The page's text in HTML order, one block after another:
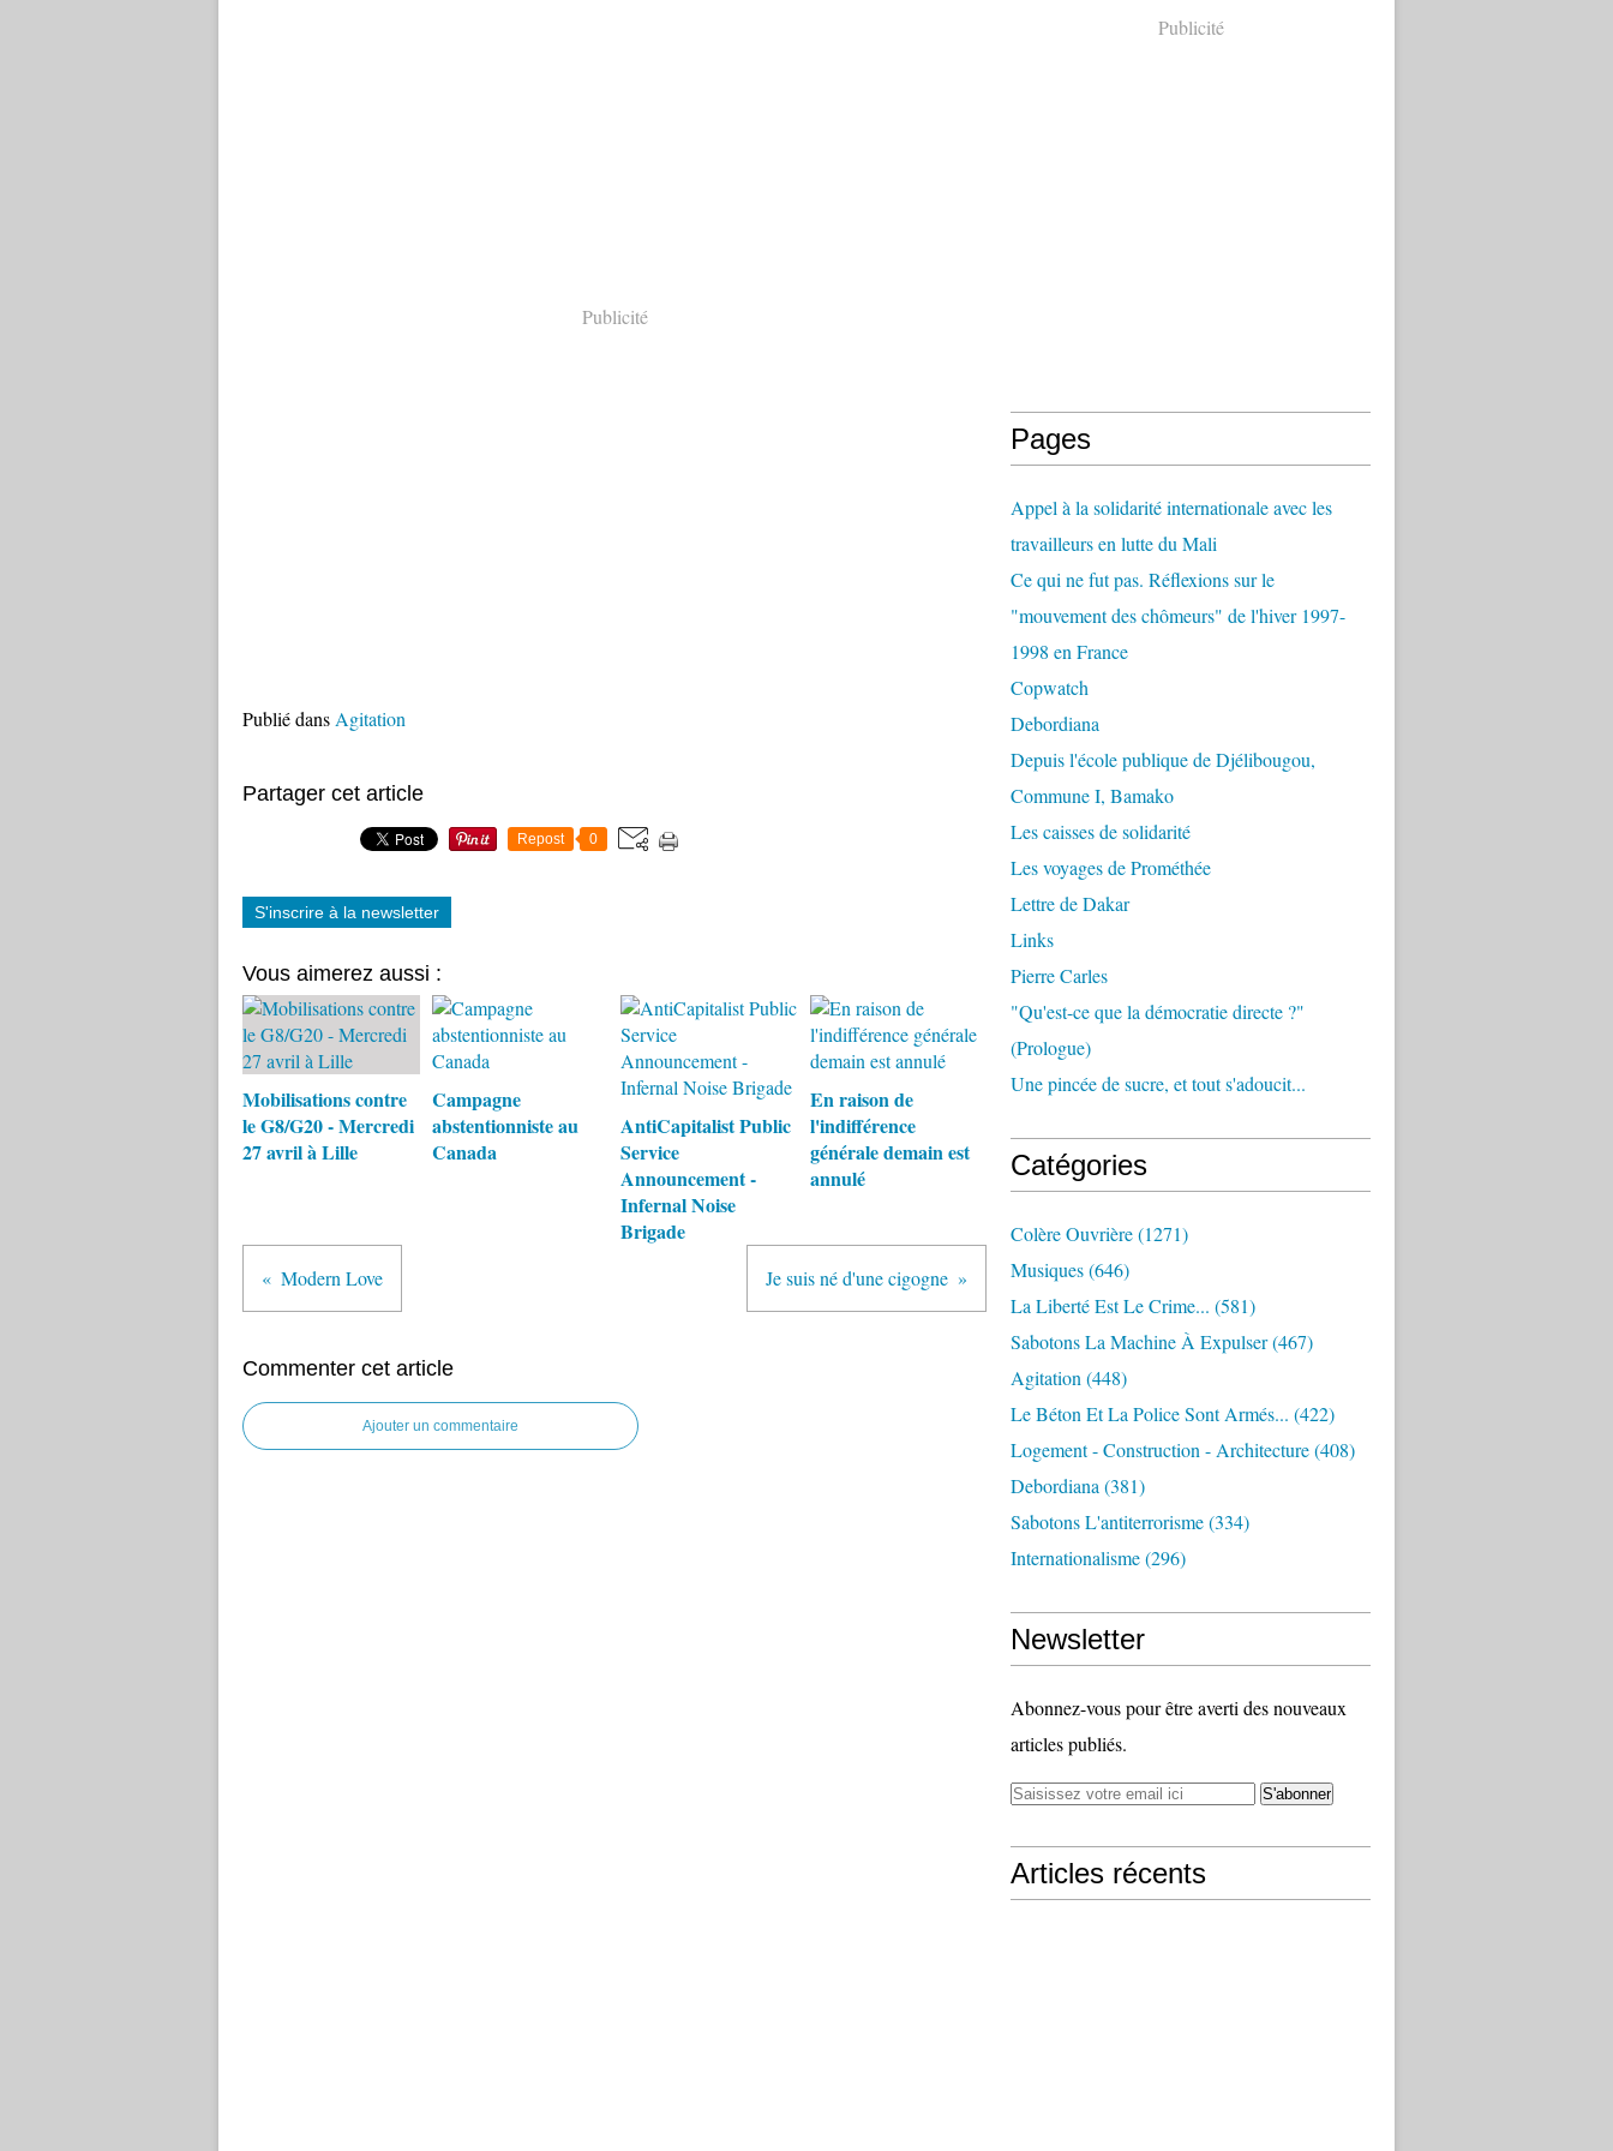
Publicité
Publié dans Agitation
Partager cet article
Repost 0
S'inscrire à la newsletter
Vous aimerez aussi :
Mobilisations contre
le G8/G20 - Mercredi
27 avril à Lille
Campagne
abstentionniste au
Canada
AntiCapitalist Public
Service
Announcement -
Infernal Noise
Brigade
En raison de
l'indifférence
générale demain est
annulé
Modern Love Je suis né d'une cigogne
Commenter cet article
Ajouter un commentaire
Publicité
Pages
Appel à la solidarité internationale avec les
travailleurs en lutte du Mali
Ce qui ne fut pas. Réflexions sur le
"mouvement des chômeurs" de l'hiver 1997-
1998 en France
Copwatch
Debordiana
Depuis l'école publique de Djélibougou,
Commune I, Bamako
Les caisses de solidarité
Les voyages de Prométhée
Lettre de Dakar
Links
Pierre Carles
"Qu'est-ce que la démocratie directe ?"
(Prologue)
Une pincée de sucre, et tout s'adoucit...
Catégories
Colère Ouvrière(1271)
Musiques(646)
La Liberté Est Le Crime... (581)
Sabotons La Machine À Expulser(467)
Agitation (448)
Le Béton Et La Police Sont Armés... (422)
Logement - Construction - Architecture(408)
Debordiana (381)
Sabotons L'antiterrorisme(334)
Internationalisme(296)
Newsletter
Abonnez-vous pour être averti des nouveaux
articles publiés.
Articles récents